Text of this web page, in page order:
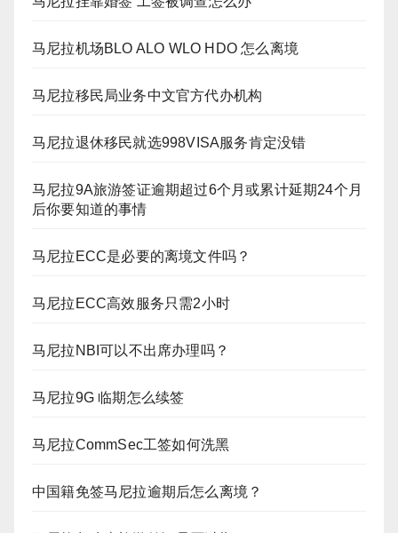
马尼拉机场BLO ALO WLO HDO 怎么离境
马尼拉移民局业务中文官方代办机构
马尼拉退休移民就选998VISA服务肯定没错
马尼拉9A旅游签证逾期超过6个月或累计延期24个月
后你要知道的事情
马尼拉ECC是必要的离境文件吗？
马尼拉ECC高效服务只需2小时
马尼拉NBI可以不出席办理吗？
马尼拉9G 临期怎么续签
马尼拉CommSec工签如何洗黑
中国籍免签马尼拉逾期后怎么离境？